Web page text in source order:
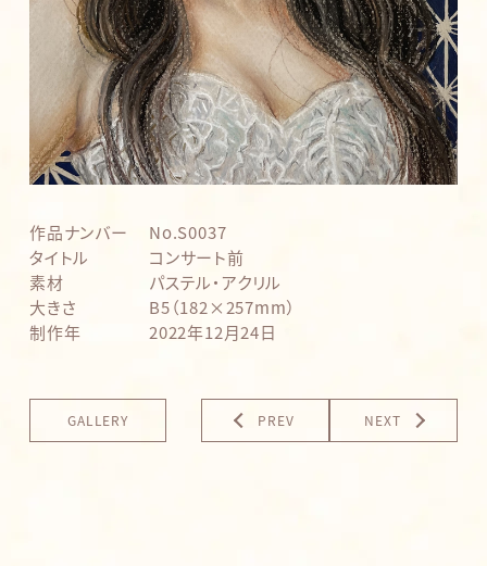
作品ナンバー
No.S0037
タイトル
コンサート前
素材
パステル・アクリル
大きさ
B5（182×257mm）
制作年
2022年12月24日
PREV NEXT
GALLERY